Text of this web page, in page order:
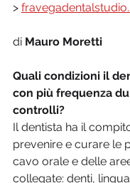
>
di Mauro Moretti
Quali condizioni il
con più frequenza
controlli?
Il dentista ha il
prevenire e curare le
cavo orale e delle
collegate: denti,